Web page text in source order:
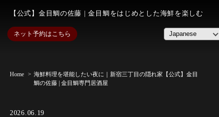
【公式】金目鯛の佐藤 | 金目鯛をはじめとした海鮮を楽しむ
ネット予約はこちら
Home
海鮮料理を堪能したい夜に｜新宿三丁目の隠れ家【公式】金目
鯛の佐藤 | 金目鯛専門居酒屋
2026.06.19